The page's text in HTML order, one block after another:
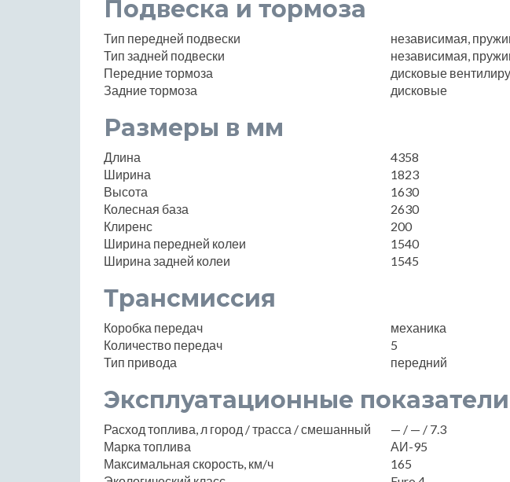
Подвеска и тормоза
Тип передней подвески
независимая,
Тип задней подвески
независимая,
Передние тормоза
дисковые
Задние тормоза
дисковые
Размеры в мм
Длина
4358
Ширина
1823
Высота
1630
Колесная база
2630
Клиренс
200
Ширина передней колеи
1540
Ширина задней колеи
1545
Трансмиссия
Коробка передач
механика
Количество передач
5
Тип привода
передний
Эксплуатационные показатели
Расход топлива, л город / трасса / смешанный
— / — / 7.3
Марка топлива
АИ-95
Максимальная скорость, км/ч
165